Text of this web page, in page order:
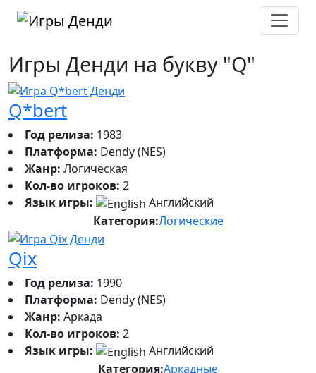
Игры Денди на букву "Q"
Q*bert
Год релиза: 1983
Платформа: Dendy (NES)
Жанр: Логическая
Кол-во игроков: 2
Язык игры:
Английский
Категория:Логические
Qix
Год релиза: 1990
Платформа: Dendy (NES)
Жанр: Аркада
Кол-во игроков: 2
Язык игры:
Английский
Категория:Аркадные